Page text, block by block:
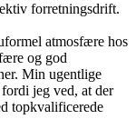
forretningsdrift.
atmosfære hos
og god
Min ugentlige
jeg ved, at der
topkvalificerede